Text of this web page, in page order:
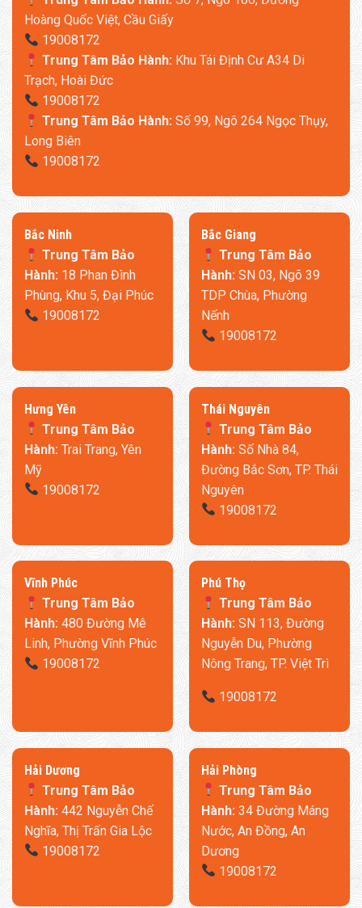
Hoàng Quốc Việt, Cầu Giấy
19008172
Trung Tâm Bảo Hành:Khu Tái Định Cư A34 Di
Trạch, Hoài Đức
19008172
Trung Tâm Bảo Hành:Số 99, Ngõ 264 Ngọc Thụy,
Long Biên
19008172
​Bắc Ninh
Trung Tâm Bảo
Hành:18 Phan Đình
Phùng, Khu 5, Đại Phúc
19008172
​Bắc Giang
Trung Tâm Bảo
Hành:SN 03, Ngõ 39
TDP Chùa, Phường
Nếnh
19008172
​Hưng Yên
Trung Tâm Bảo
Hành: Trai Trang, Yên
Mỹ
19008172
Thái Nguyên
Trung Tâm Bảo
Hành: Số Nhà 84,
Đường Bắc Sơn, TP. Thái
Nguyên
19008172
​Vĩnh Phúc
Trung Tâm Bảo
Hành:480 Đường Mê
Linh, Phường Vĩnh Phúc
19008172
​Phú Thọ
Trung Tâm Bảo
Hành:SN 113, Đường
Nguyễn Du, Phường
Nông Trang, TP. Việt Trì
19008172
​Hải Dương
Trung Tâm Bảo
Hành: 442 Nguyễn Chế
Nghĩa, Thị Trấn Gia Lộc
19008172
​Hải Phòng
Trung Tâm Bảo
Hành: 34 Đường Máng
Nước, An Đồng, An
Dương
19008172